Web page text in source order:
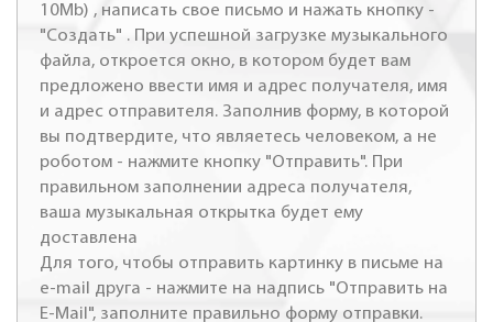
10Mb) , написать свое письмо и нажать кнопку -
"Создать" . При успешной загрузке музыкального
файла, откроется окно, в котором будет вам
предложено ввести имя и адрес получателя, имя
и адрес отправителя. Заполнив форму, в которой
вы подтвердите, что являетесь человеком, а не
роботом - нажмите кнопку "Отправить". При
правильном заполнении адреса получателя,
ваша музыкальная открытка будет ему
доставлена
Для того, чтобы отправить картинку в письме на
e-mail друга - нажмите на надпись "Отправить на
E-Mail", заполните правильно форму отправки.